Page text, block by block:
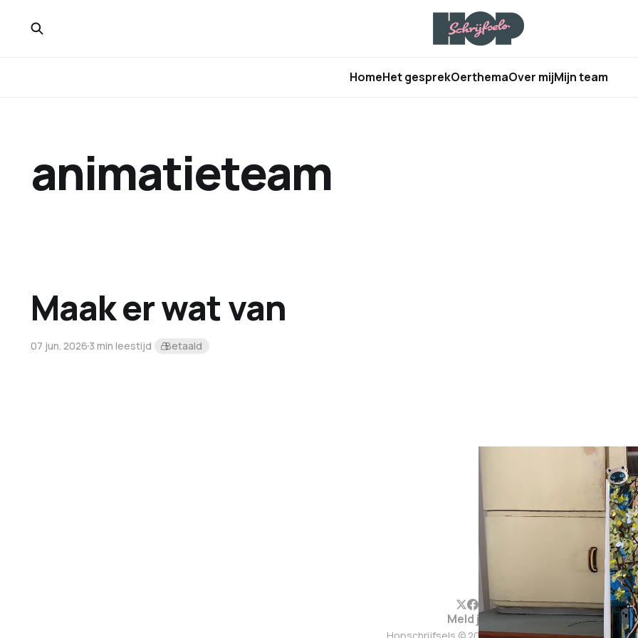
HomeHet gesprekOerthemaOver mijMijn team
animatieteam
Maak er wat van
07 jun. 20263 min leestijd Betaald
Meld je aan